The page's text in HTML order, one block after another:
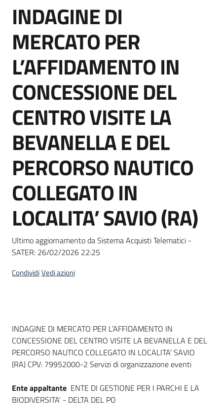
strumenti
Supporto
Piattaforme
telematiche
English
site
Seguici
Salta al contenuto
INDAGINE DI
MERCATO PER
L’AFFIDAMENTO IN
CONCESSIONE DEL
CENTRO VISITE LA
BEVANELLA E DEL
PERCORSO NAUTICO
COLLEGATO IN
LOCALITA’ SAVIO (RA)
Ultimo aggiornamento da Sistema Acquisti Telematici -
SATER: 26/02/2026 22:25
CondividiVedi azioni
Dati del bando
INDAGINE DI MERCATO PER L’AFFIDAMENTO IN
CONCESSIONE DEL CENTRO VISITE LA BEVANELLA E DEL
PERCORSO NAUTICO COLLEGATO IN LOCALITA’ SAVIO
(RA) CPV: 79952000-2 Servizi di organizzazione eventi
Ente appaltante ENTE DI GESTIONE PER I PARCHI E LA
BIODIVERSITA' - DELTA DEL PO